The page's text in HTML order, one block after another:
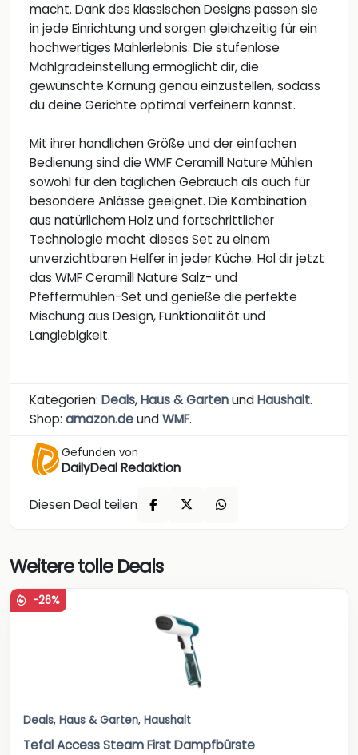
macht. Dank des klassischen Designs passen sie
in jede Einrichtung und sorgen gleichzeitig für ein
hochwertiges Mahlerlebnis. Die stufenlose
Mahlgradeinstellung ermöglicht dir, die
gewünschte Körnung genau einzustellen, sodass
du deine Gerichte optimal verfeinern kannst.
Mit ihrer handlichen Größe und der einfachen
Bedienung sind die WMF Ceramill Nature Mühlen
sowohl für den täglichen Gebrauch als auch für
besondere Anlässe geeignet. Die Kombination
aus natürlichem Holz und fortschrittlicher
Technologie macht dieses Set zu einem
unverzichtbaren Helfer in jeder Küche. Hol dir jetzt
das WMF Ceramill Nature Salz- und
Pfeffermühlen-Set und genieße die perfekte
Mischung aus Design, Funktionalität und
Langlebigkeit.
Kategorien: Deals,Haus & GartenundHaushalt.
Shop: amazon.deundWMF.
Gefunden von
DailyDeal Redaktion
Diesen Deal teilen
Weitere tolle Deals
-26%
Deals, Haus & Garten, Haushalt
Tefal Access Steam First Dampfbürste